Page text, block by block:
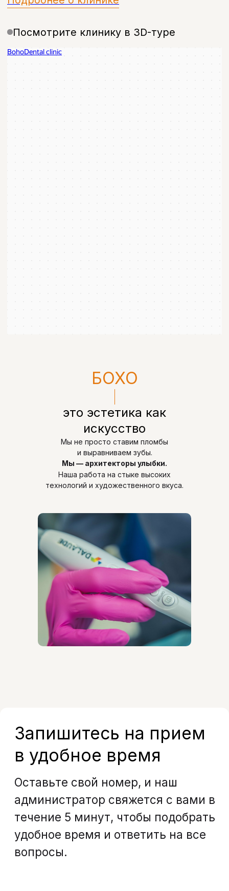
Мы не просто ставим пломбы
и выравниваем зубы.
Мы — архитекторы улыбки.
Наша работа на стыке высоких
технологий и художественного вкуса.
это эстетика как
искусство
БОХО